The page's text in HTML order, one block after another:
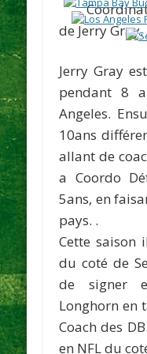
de Jerry Gray.
Jerry Gray
pendant 8
Angeles.
10ans
allant de
a Coordo
5ans, en
pays. .
Cette saison
du coté de
de signer
Longhorn en
Coach des
en NFL du